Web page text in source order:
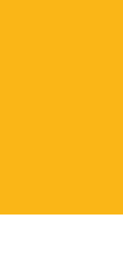
in inter-